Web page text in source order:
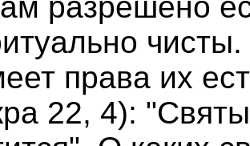
права их
22, 4):